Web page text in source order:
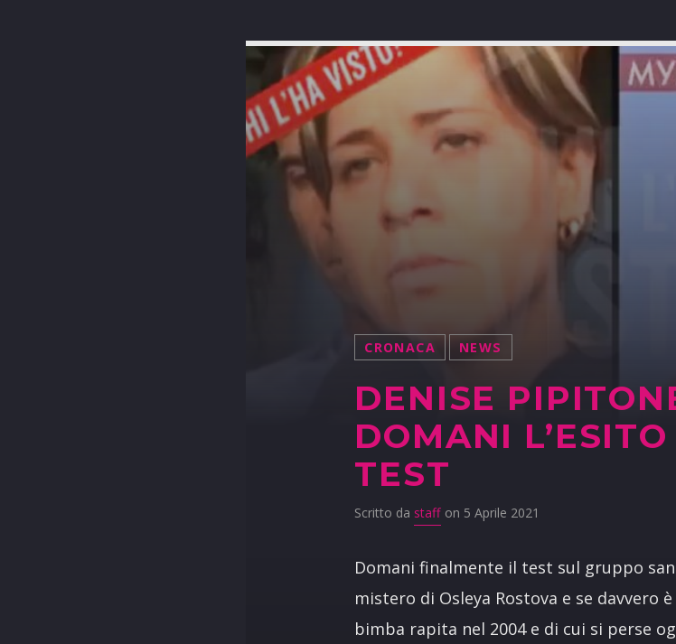
CRONACA NEWS
DENISE
DOMANI
TEST
Scritto da staff on 5 Aprile 2021
Domani finalmente il test sul gruppo
mistero di Osleya Rostova e se davvero
bimba rapita nel 2004 e di cui si perse